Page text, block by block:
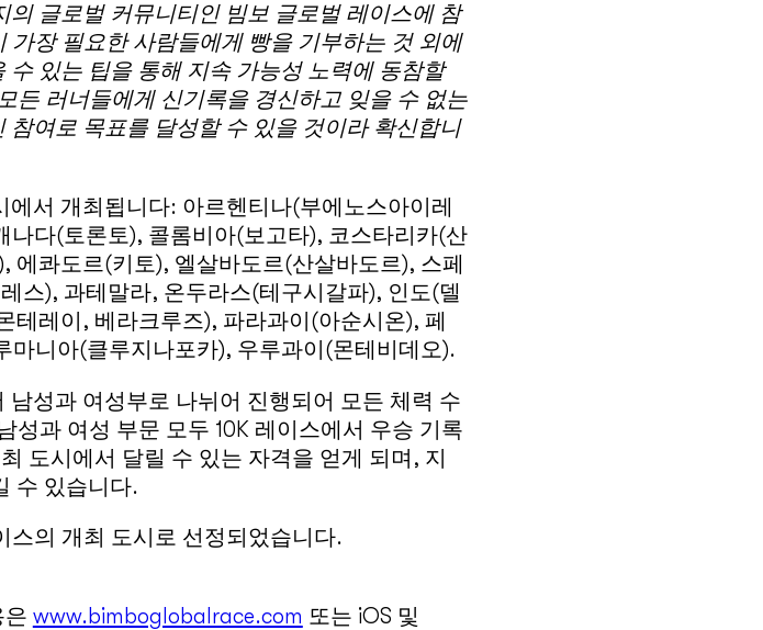
글로벌 커뮤니티인 빔보 글로벌 레이스에 참
가장 필요한 사람들에게 빵을 기부하는 것 외에
있는 팁을 통해 지속 가능성 노력에 동참할
든 러너들에게 신기록을 경신하고 잊을 수 없는
참여로 목표를 달성할 수 있을 것이라 확신합니
서 개최됩니다: 아르헨티나(부에노스아이레
다(토론토), 콜롬비아(보고타), 코스타리카(산
에콰도르(키토), 엘살바도르(산살바도르), 스페
스), 과테말라, 온두라스(테구시갈파), 인도(델
레이, 베라크루즈), 파라과이(아순시온), 페
니아(클루지나포카), 우루과이(몬테비데오).
남성과 여성부로 나뉘어 진행되어 모든 체력 수
과 여성 부문 모두 10K 레이스에서 우승 기록
도시에서 달릴 수 있는 자격을 얻게 되며, 지
수 있습니다.
의 개최 도시로 선정되었습니다.
은 www.bimboglobalrace.com 또는 iOS 및